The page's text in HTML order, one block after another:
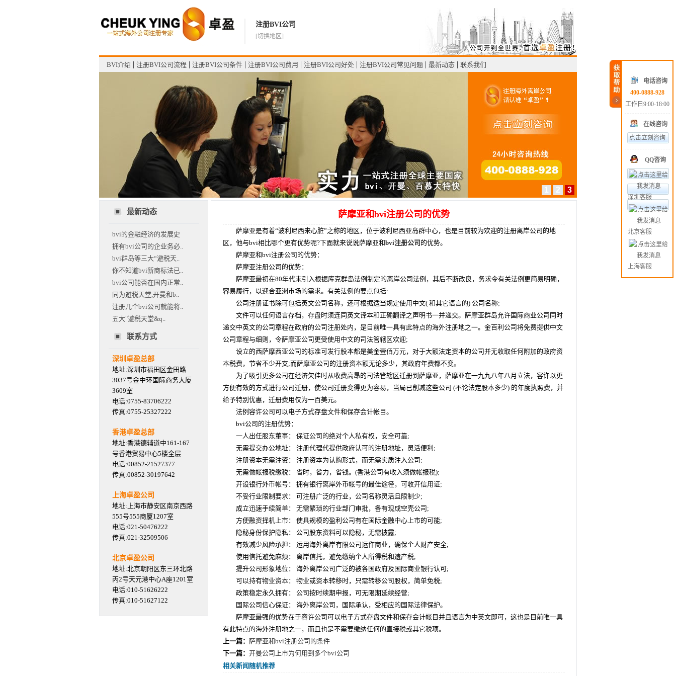
客服中心
电话咨询
400-0888-928
工作日9:00-18:00
在线咨询
点击立刻咨询
QQ咨询
深圳客服
北京客服
上海客服
注册BVI公司
[切换地区]
BVI介绍 注册BVI公司流程 注册BVI公司条件 注册BVI公司费用 注册BVI公司好处 注册BVI公司常见问题 最新动态 联系我们
2 3
最新动态
bvi的金融经济的发展史
拥有bvi公司的企业务必..
bvi群岛等三大“避税天..
你不知道bvi新商标法已..
bvi公司能否在国内正常..
同为避税天堂,开曼和b..
注册几个bvi公司就能将..
五大"避税天堂&q..
联系方式
深圳卓盈总部
地址:深圳市福田区金田路
3037号金中环国际商务大厦
3609室
电话:0755-83706222
传真:0755-25327222
香港卓盈总部
地址:香港德辅道中161-167
号香港贸易中心5楼全层
电话:00852-21527377
传真:00852-30197642
上海卓盈公司
地址:上海市静安区南京西路
555号555商厦1207室
电话:021-50476222
传真:021-32509506
北京卓盈公司
地址:北京朝阳区东三环北路
丙2号天元港中心A座1201室
电话:010-51626222
传真:010-51627122
萨摩亚和bvi注册公司的优势
萨摩亚是有着“波利尼西来心脏”之称的地区，位于波利尼西亚岛群中心，也是目前较为欢迎的注册离岸公司的地
区，他与bvi相比哪个更有优势呢?下面就来说说萨摩亚和bvi注册公司 的优势。
萨摩亚和bvi注册公司的优势：
萨摩亚注册公司的优势：
萨摩亚最初在80年代末引入根据库克群岛法例制定的离岸公司法例，其后不断改良，务求令有关法例更简易明确，
容易履行，以迎合亚洲市场的需求。有关法例的要点包括:
公司注册证书除可包括英文公司名称，还可根据适当规定使用中文( 和其它语言的) 公司名称;
文件可以任何语言存档，存盘时须连同英文译本和正确翻译之声明书一并递交。萨摩亚群岛允许国际商业公司同时
递交中英文的公司章程在政府的公司注册处内，是目前唯一具有此特点的海外注册地之一。金百利公司将免费提供中文
公司章程与细则，令萨摩亚公司更受使用中文的司法管辖区欢迎;
设立的西萨摩西亚公司的标准可发行股本都是美金壹佰万元，对于大额法定资本的公司并无收取任何附加的政府资
本税费，节省不少开支;而萨摩亚公司的注册资本额无论多少，其政府年费都不变。
为了吸引更多公司在经济欠佳时从收费高昂的司法管辖区迁册到萨摩亚，萨摩亚在一九九八年八月立法，容许以更
方便有效的方式进行公司迁册，使公司迁册变得更为容易，当局已削减这些公司 (不论法定股本多少) 的年度执照费，并
给予特别优惠，迁册费用仅为一百美元。
法例容许公司可以电子方式存盘文件和保存会计帐目。
bvi公司的注册优势：
一人出任股东董事： 保证公司的绝对个人私有权，安全可靠;
无需提交办公地址： 注册代理代提供政府认可的注册地址，灵活便利;
注册资本无需注资： 注册资本为认购形式，而无需实质注入公司;
无需做帐报税缴税： 省时，省力，省钱。(香港公司有收入须做帐报税);
开设银行外币帐号： 拥有银行离岸外币帐号的最佳途径，可收开信用证;
不受行业限制要求： 可注册广泛的行业，公司名称灵活且限制少;
成立迅速手续简单： 无需繁琐的行业部门审批，备有现成空壳公司;
方便融资择机上市： 使具规模的盈利公司有在国际金融中心上市的可能;
隐秘身份保护隐私： 公司股东资料可以隐秘，无需披露;
有效减少风险承担： 运用海外离岸有限公司运作商业，确保个人财产安全;
使用信托避免麻烦： 离岸信托，避免缴纳个人所得税和遗产税;
提升公司形象地位： 海外离岸公司广泛的被各国政府及国际商业银行认可;
可以持有物业资本： 物业或资本转移时，只需转移公司股权，简单免税;
政策稳定永久拥有： 公司按时续期申报，可无限期延续经营;
国际公司信心保证： 海外离岸公司，国际承认，受相应的国际法律保护。
萨摩亚最强的优势在于容许公司可以电子方式存盘文件和保存会计帐目并且语言为中英文即可，这也是目前唯一具
有此特点的海外注册地之一，而且也是不需要缴纳任何的直接税或其它税项。
上一篇： 萨摩亚和bvi注册公司的条件
下一篇： 开曼公司上市为何用到多个bvi公司
相关新闻随机推荐